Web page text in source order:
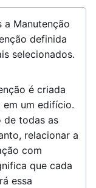
a Manutenção
definida
selecionados.
é criada
em um edifício.
de todas as
relacionar a
com
que cada
essa